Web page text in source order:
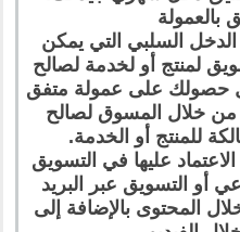
بالعمولة
السلبي التي يمكن
لمنتج أو لخدمة لصالح
حصولك على عمولة متفق
من خلال المسوق لصالح
للمنتج أو الخدمة.
عليها في التسويق
أو التسويق عبر البريد
المحتوى بالإضافة إلى